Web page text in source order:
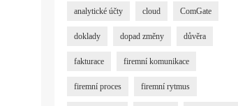
analytické účty cloud ComGate
doklady dopad změny důvěra
fakturace firemní komunikace
firemní proces firemní rytmus